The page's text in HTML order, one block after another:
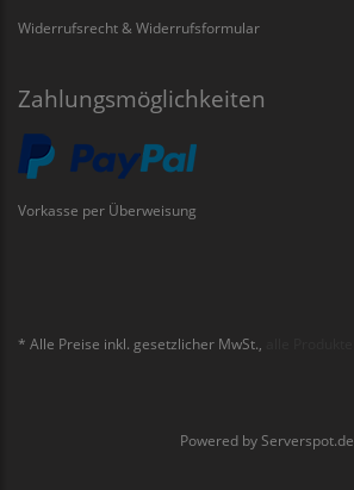
Widerrufsrecht & Widerrufsformular
Zahlungsmöglichkeiten
Vorkasse per Überweisung
* Alle Preise inkl. gesetzlicher MwSt.,
Powered by Serverspot.de